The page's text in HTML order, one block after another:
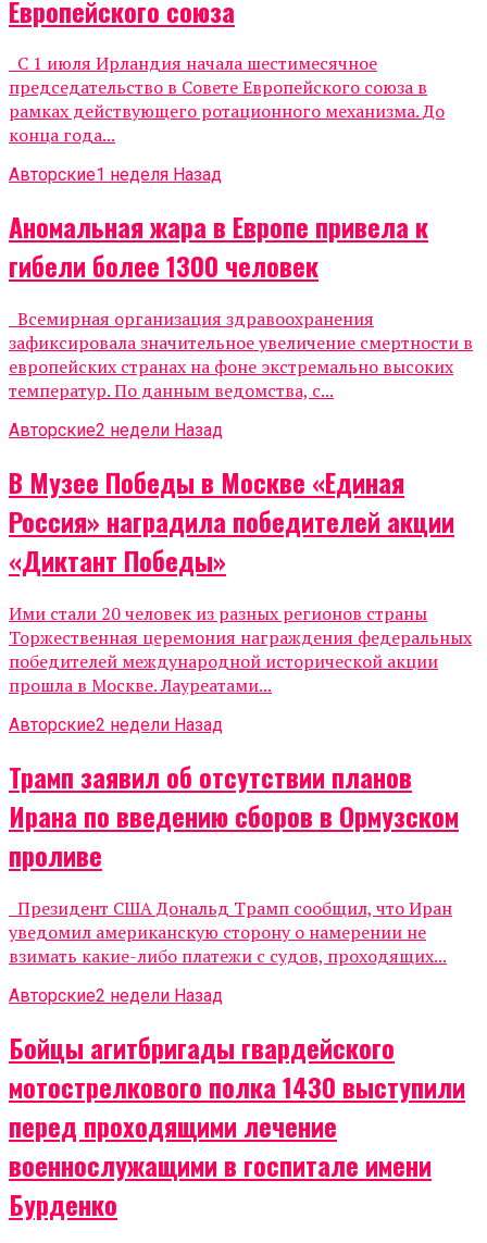
Европейского союза
С 1 июля Ирландия начала шестимесячное
председательство в Совете Европейского союза в
рамках действующего ротационного механизма. До
конца года...
Авторские1 неделя Назад
Аномальная жара в Европе привела к
гибели более 1300 человек
Всемирная организация здравоохранения
зафиксировала значительное увеличение смертности в
европейских странах на фоне экстремально высоких
температур. По данным ведомства, с...
Авторские2 недели Назад
В Музее Победы в Москве «Единая
Россия» наградила победителей акции
«Диктант Победы»
Ими стали 20 человек из разных регионов страны
Торжественная церемония награждения федеральных
победителей международной исторической акции
прошла в Москве. Лауреатами...
Авторские2 недели Назад
Трамп заявил об отсутствии планов
Ирана по введению сборов в Ормузском
проливе
Президент США Дональд Трамп сообщил, что Иран
уведомил американскую сторону о намерении не
взимать какие-либо платежи с судов, проходящих...
Авторские2 недели Назад
Бойцы агитбригады гвардейского
мотострелкового полка 1430 выступили
перед проходящими лечение
военнослужащими в госпитале имени
Бурденко